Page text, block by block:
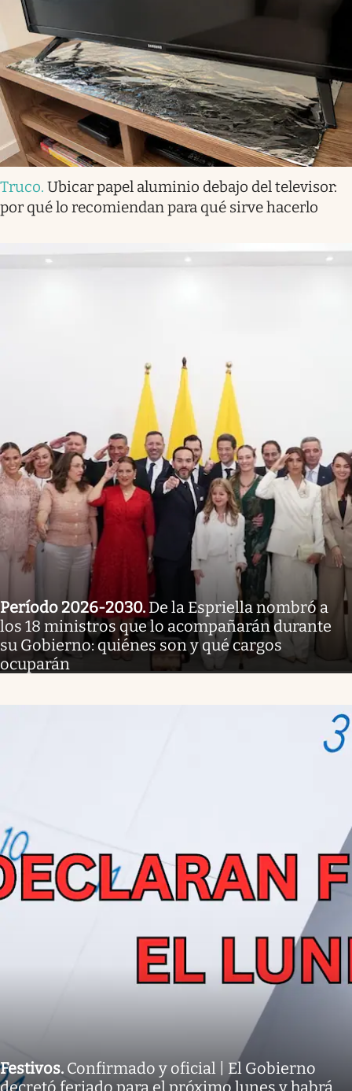
Truco. Ubicar papel aluminio debajo del televisor:
por qué lo recomiendan para qué sirve hacerlo
Período 2026-2030. De la Espriella nombró a
los 18 ministros que lo acompañarán durante
su Gobierno: quiénes son y qué cargos
ocuparán
Festivos. Confirmado y oficial | El Gobierno
decretó feriado para el próximo lunes y habrá